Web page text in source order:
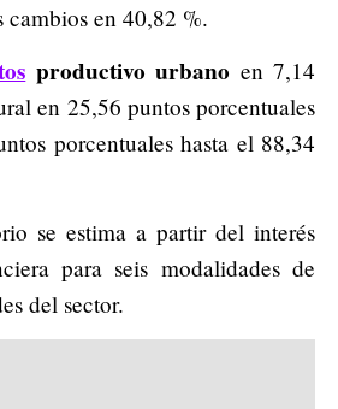
cambios en 40,82 %.
productivo urbano en 7,14
en 25,56 puntos porcentuales
porcentuales hasta el 88,34
se estima a partir del interés
para seis modalidades de
del sector.